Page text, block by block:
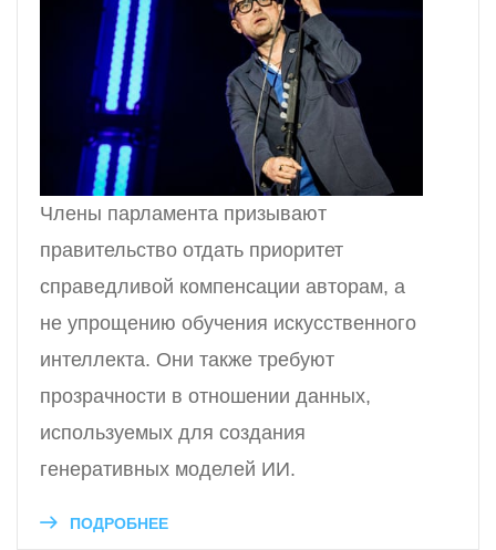
Члены парламента призывают
правительство отдать приоритет
справедливой компенсации авторам, а
не упрощению обучения искусственного
интеллекта. Они также требуют
прозрачности в отношении данных,
используемых для создания
генеративных моделей ИИ.
ПОДРОБНЕЕ